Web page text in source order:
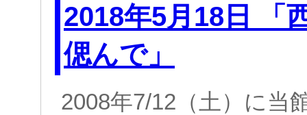
2018年5月18日 「
偲んで」
2008年7/12 （土）に当